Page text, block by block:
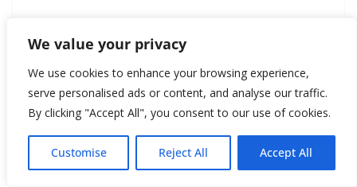
We value your privacy
We use cookies to enhance your browsing experience,
serve personalised ads or content, and analyse our traffic.
By clicking "Accept All", you consent to our use of cookies.
Customise Reject All Accept All
F
ac
e
b
W
h
at
s
C
o
p
y
Vi
b
er
T
el
e
gr
Фейковые новости полезны